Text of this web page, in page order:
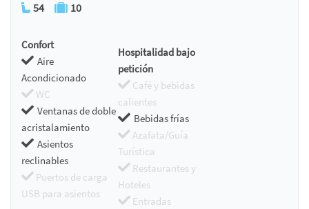
54 10
Confort
Aire
Acondicionado
WC
Ventanas de doble
acristalamiento
Asientos
reclinables
Puertos de carga
USB para asientos
Hospitalidad bajo
petición
Café y bebidas
calientes
Bebidas frías
Azafata/Guía
Turística
Restaurantes y
Hoteles
Entradas